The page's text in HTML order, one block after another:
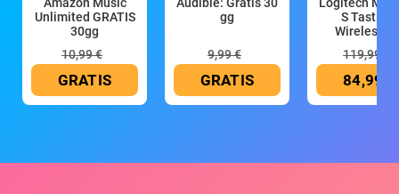
Unlimited GRATIS
30gg
10,99 €
GRATIS
gg
9,99 €
GRATIS
S Tastiera
Wireless
119,99 €
84,99 €